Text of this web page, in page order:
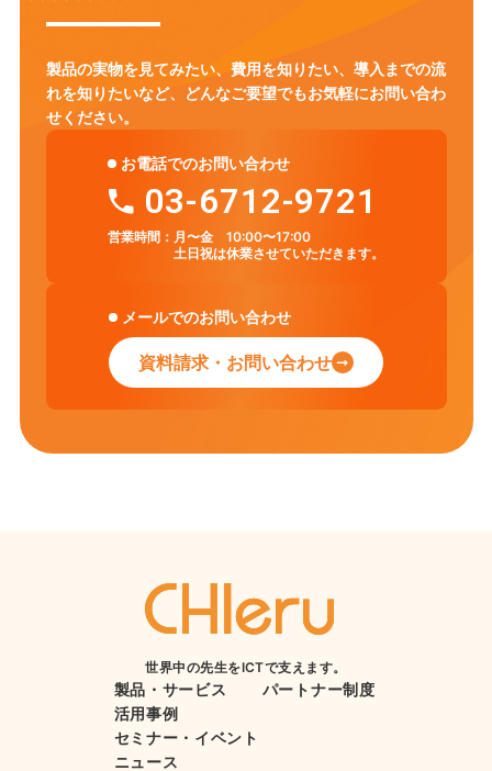
製品の実物を見てみたい、費用を知りたい、導入までの流
れを知りたいなど、
どんなご要望でもお気軽にお問い合わ
せください。
お電話でのお問い合わせ
03-6712-9721
営業時間： 月〜金 10:00〜17:00
土日祝は休業させていただきます。
メールでのお問い合わせ
資料請求・お問い合わせ
世界中の先生をICTで支えます。
製品・サービス
活用事例
セミナー・イベント
ニュース
パートナー制度